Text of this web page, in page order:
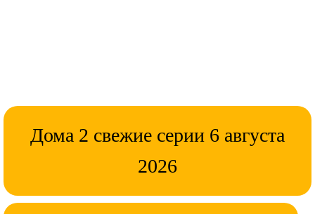
Дома 2 свежие серии 6 августа
2026